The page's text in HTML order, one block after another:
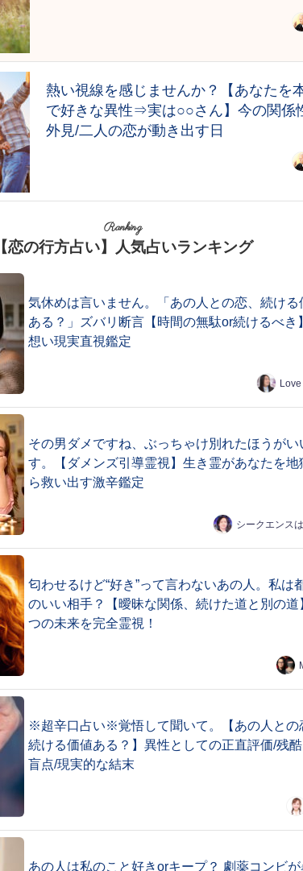
熱い視線を感じませんか？【あなたを
で好きな異性⇒実は○○さん】今の関係
外見/二人の恋が動き出す日
Ranking
【恋の行方占い】人気占いランキング
気休めは言いません。「あの人との恋、続ける
ある？」ズバリ断言【時間の無駄or続けるべき
想い現実直視鑑定
その男ダメですね、ぶっちゃけ別れたほうがい
す。【ダメンズ引導霊視】生き霊があなたを地
ら救い出す激辛鑑定
シークエンス
匂わせるけど“好き”って言わないあの人。私は
のいい相手？【曖昧な関係、続けた道と別の道
つの未来を完全霊視！
※超辛口占い※覚悟して聞いて。【あの人との
続ける価値ある？】異性としての正直評価/残
盲点/現実的な結末
あの人は私のこと好きorキープ？ 劇薬コンビが